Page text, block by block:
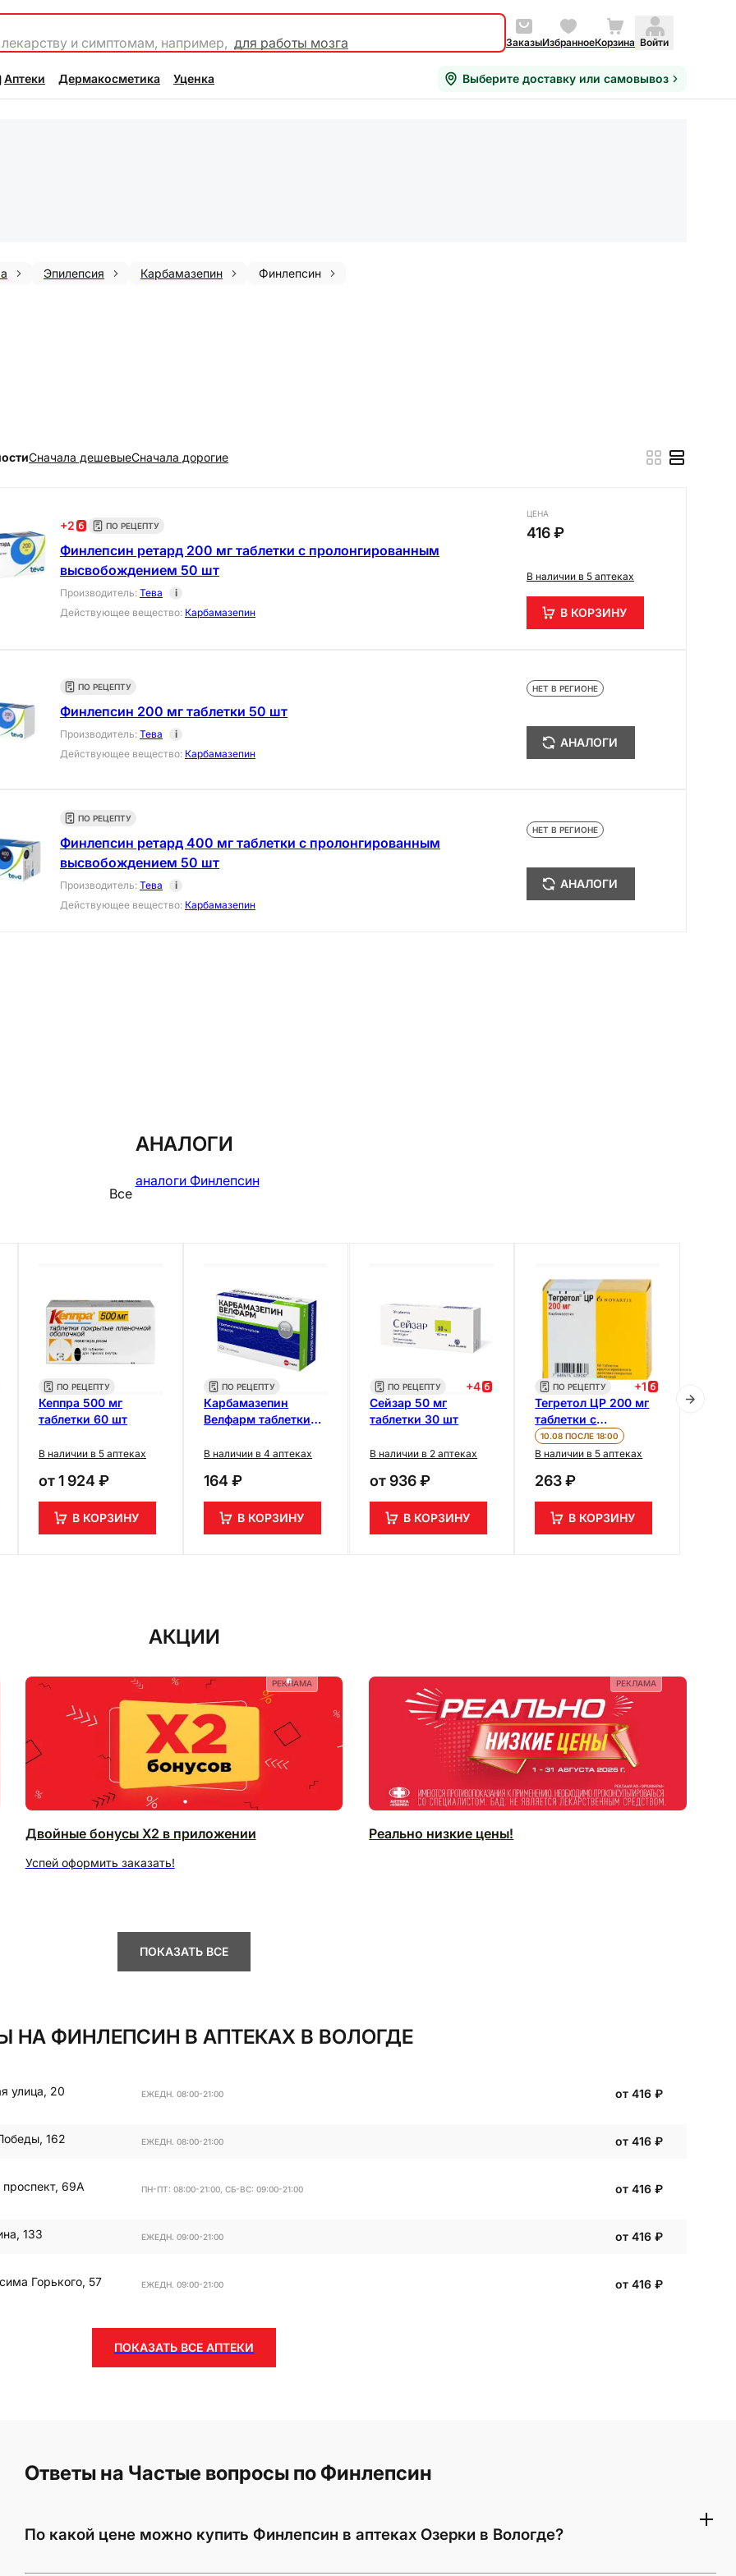
и симптомам, например, для работы мозга ЗаказыИзбранноеКорзина Войти
Аптеки Дермакосметика Уценка Выберите доставку или самовывоз
Эпилепсия Карбамазепин Финлепсин
Cначала дешевыеCначала дорогие
+2 ПО РЕЦЕПТУ
Финлепсин ретард 200 мг таблетки с пролонгированным
высвобождением 50 шт
Производитель: Тева
i
Действующее вещество: Карбамазепин
ЦЕНА
416 ₽
В наличии в 5 аптеках
В КОРЗИНУ
ПО РЕЦЕПТУ
Финлепсин 200 мг таблетки 50 шт
Производитель: Тева
i
Действующее вещество: Карбамазепин
НЕТ В РЕГИОНЕ
АНАЛОГИ
ПО РЕЦЕПТУ
Финлепсин ретард 400 мг таблетки с пролонгированным
высвобождением 50 шт
Производитель: Тева
i
Действующее вещество: Карбамазепин
НЕТ В РЕГИОНЕ
АНАЛОГИ
АНАЛОГИ
Все
аналоги Финлепсин
ПО РЕЦЕПТУ
Кеппра 500 мг
таблетки 60 шт
В наличии в 5 аптеках
от1 924 ₽
В КОРЗИНУ
ПО РЕЦЕПТУ
Карбамазепин
Велфарм таблетки
В наличии в 4 аптеках
164 ₽
В КОРЗИНУ
ПО РЕЦЕПТУ +4
Сейзар 50 мг
таблетки 30 шт
В наличии в 2 аптеках
от936 ₽
В КОРЗИНУ
ПО РЕЦЕПТУ +1
Тегретол ЦР 200 мг
таблетки с
пролонгированным
высвобождением 50
10.08 ПОСЛЕ 18:00
В наличии в 5 аптеках
263 ₽
В КОРЗИНУ
АКЦИИ
Двойные бонусы X2 в приложении
Успей оформить заказать!
РЕКЛАМА
Реально низкие цены!
РЕКЛАМА
ПОКАЗАТЬ ВСЕ
НА ФИНЛЕПСИН В АПТЕКАХ В ВОЛОГДЕ
улица, 20 ЕЖЕДН. 08:00-21:00 от 416 ₽
162 ЕЖЕДН. 08:00-21:00 от 416 ₽
69А ПН-ПТ: 08:00-21:00, СБ-ВС: 09:00-21:00 от 416 ₽
133 ЕЖЕДН. 09:00-21:00 от 416 ₽
Горького, 57 ЕЖЕДН. 09:00-21:00 от 416 ₽
ПОКАЗАТЬ ВСЕ АПТЕКИ
Ответы на Частые вопросы по Финлепсин
По какой цене можно купить Финлепсин в аптеках Озерки в Вологде?